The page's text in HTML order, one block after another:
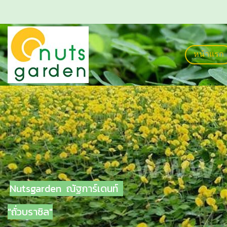
หน้าแรก
Nutsgarden ณัฐการ์เดนท์
"ถั่วบราซิล"